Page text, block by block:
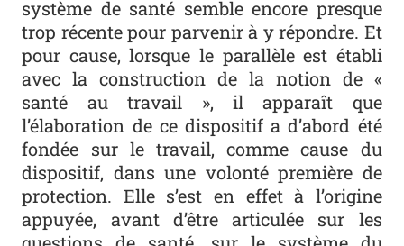
système de santé semble encore presque
trop récente pour parvenir à y répondre. Et
pour cause, lorsque le parallèle est établi
avec la construction de la notion de «
santé au travail », il apparaît que
l’élaboration de ce dispositif a d’abord été
fondée sur le travail, comme cause du
dispositif, dans une volonté première de
protection. Elle s’est en effet à l’origine
appuyée, avant d’être articulée sur les